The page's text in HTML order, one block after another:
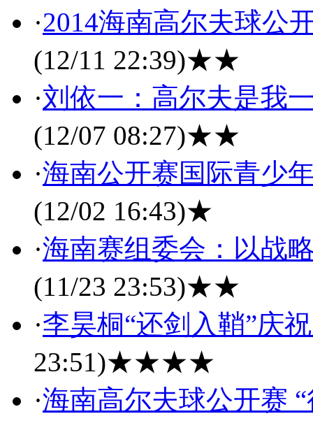
·2014海南高尔夫球公
(12/11 22:39)★★
·刘依一：高尔夫是我
(12/07 08:27)★★
·海南公开赛国际青少
(12/02 16:43)★
·海南赛组委会：以战
(11/23 23:53)★★
·李昊桐“还剑入鞘”庆
23:51)★★★★
·海南高尔夫球公开赛